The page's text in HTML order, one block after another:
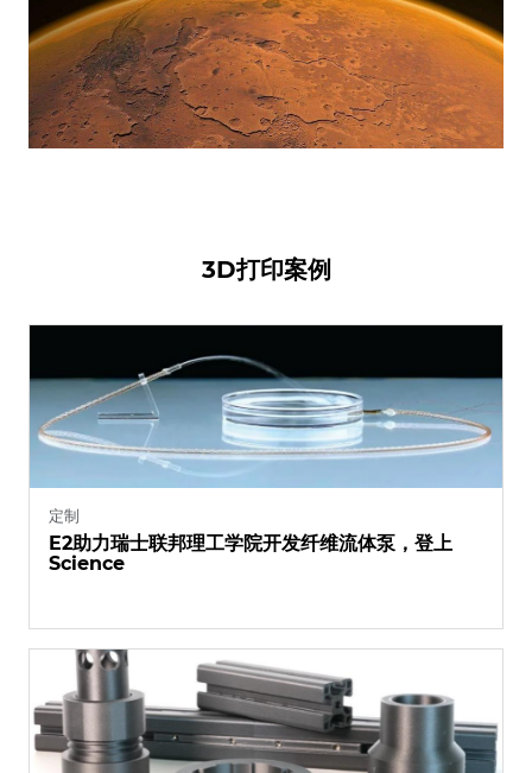
3D打印案例
定制
E2助力瑞士联邦理工学院开发纤维流体泵，登上
Science